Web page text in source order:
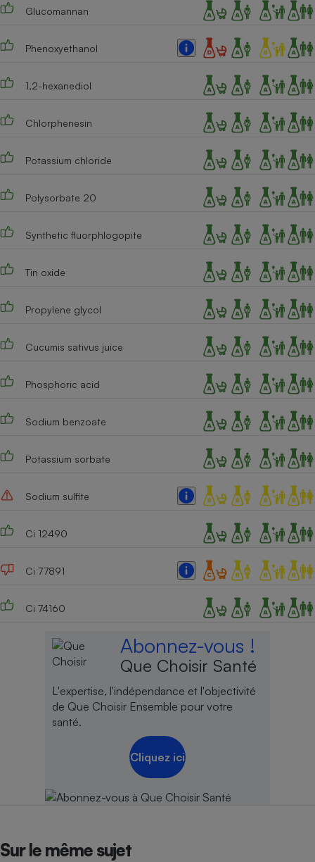
Glucomannan
Phenoxyethanol
1,2-hexanediol
Chlorphenesin
Potassium chloride
Polysorbate 20
Synthetic fluorphlogopite
Tin oxide
Propylene glycol
Cucumis sativus juice
Phosphoric acid
Sodium benzoate
Potassium sorbate
Sodium sulfite
Ci 12490
Ci 77891
Ci 74160
Abonnez-vous !
Que Choisir Santé
L'expertise, l'indépendance et l'objectivité
de Que Choisir Ensemble pour votre
santé.
Cliquez ici
Sur le même sujet
Cafetière à expressos
Robot ménager